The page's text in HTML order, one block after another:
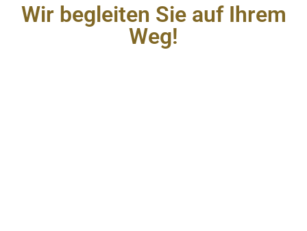
Wir begleiten Sie auf Ihrem
Weg!